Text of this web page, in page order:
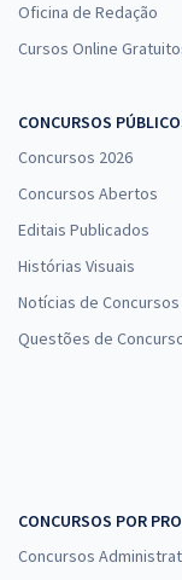
Oficina de Redação
Cursos Online
CONCURSOS
Concursos 2026
Concursos Abertos
Editais Publicados
Histórias Visuais
Notícias de Concursos
Questões de
CONCURSOS POR
Concursos